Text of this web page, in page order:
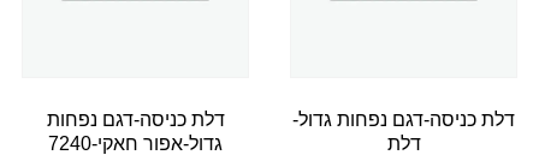
דלת כניסה-דגם נפחות גדול-
דלת
דלת כניסה-דגם נפחות
גדול-אפור חאקי-7240